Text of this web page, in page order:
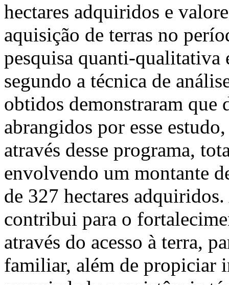
hectares adquiridos e
aquisição de terras no
pesquisa quanti-qualitativa
segundo a técnica de
obtidos demonstraram
abrangidos por esse
através desse programa,
envolvendo um montante
de 327 hectares
contribui para o
através do acesso à terra,
familiar, além de propiciar